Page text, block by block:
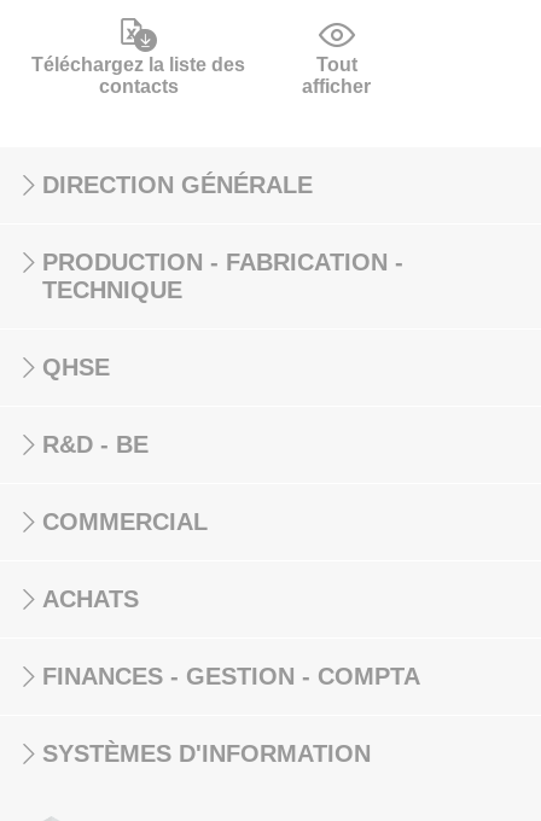
Téléchargez la liste des
contacts
Tout
afficher
DIRECTION GÉNÉRALE
PRODUCTION - FABRICATION -
TECHNIQUE
QHSE
R&D - BE
COMMERCIAL
ACHATS
FINANCES - GESTION - COMPTA
SYSTÈMES D'INFORMATION